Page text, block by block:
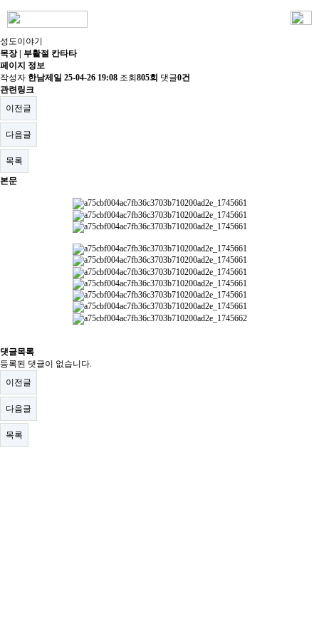
성도이야기
목장 | 부활절 칸타타
페이지 정보
작성자 한남제일 25-04-26 19:08 조회 805회 댓글0건
관련링크
이전글
다음글
목록
본문
댓글목록
등록된 댓글이 없습니다.
이전글
다음글
목록